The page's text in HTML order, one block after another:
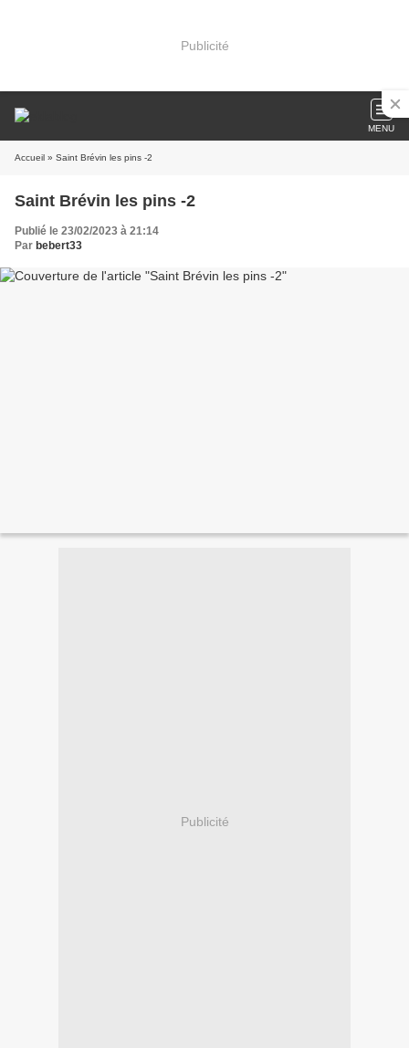
Publicité
MENU
Accueil » Saint Brévin les pins -2
Saint Brévin les pins -2
Publié le 23/02/2023 à 21:14
Par bebert33
Publicité